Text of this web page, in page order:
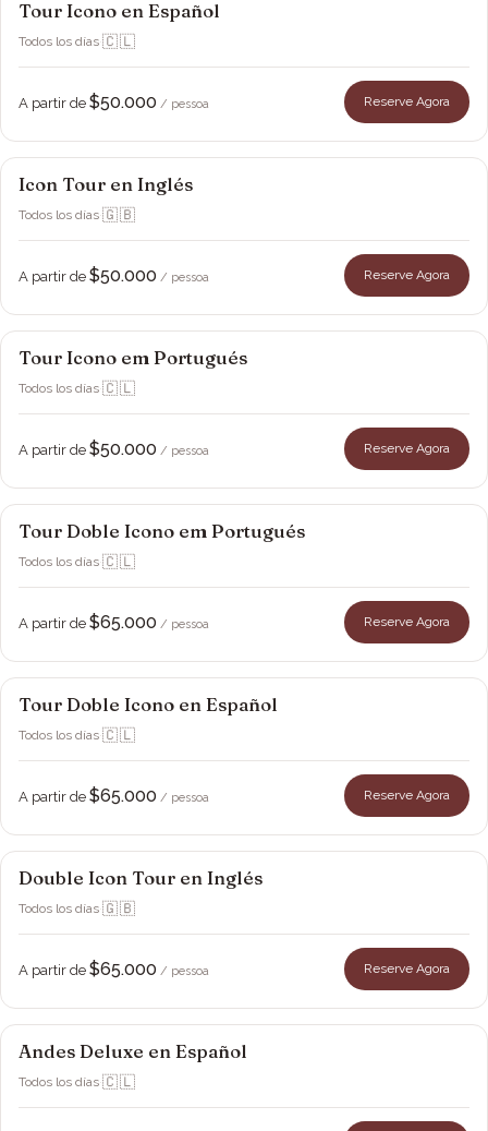
Viña Montes
Tour Icono en Español
Todos los días·🇨🇱
A partir de $50.000 / pessoa Reserve Agora
Viña Montes
Icon Tour en Inglés
Todos los días·🇬🇧
A partir de $50.000 / pessoa Reserve Agora
Viña Montes
Tour Icono em Portugués
Todos los días·🇨🇱
A partir de $50.000 / pessoa Reserve Agora
Viña Montes
Tour Doble Icono em Portugués
Todos los días·🇨🇱
A partir de $65.000 / pessoa Reserve Agora
Viña Montes
Tour Doble Icono en Español
Todos los días·🇨🇱
A partir de $65.000 / pessoa Reserve Agora
Viña Montes
Double Icon Tour en Inglés
Todos los días·🇬🇧
A partir de $65.000 / pessoa Reserve Agora
Viña Montes
Andes Deluxe en Español
Todos los días·🇨🇱